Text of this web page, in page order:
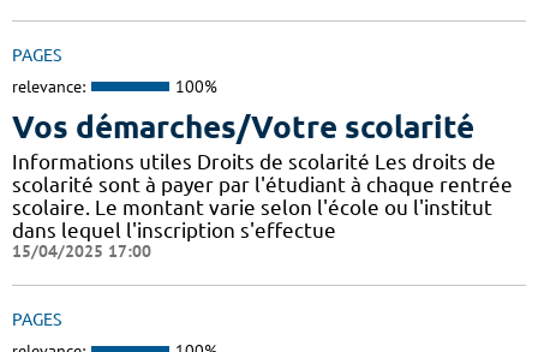
PAGES
relevance: 100%
Vos démarches/Votre scolarité
Informations utiles Droits de scolarité Les droits de
scolarité sont à payer par l'étudiant à chaque rentrée
scolaire. Le montant varie selon l'école ou l'institut
dans lequel l'inscription s'effectue
15/04/2025 17:00
PAGES